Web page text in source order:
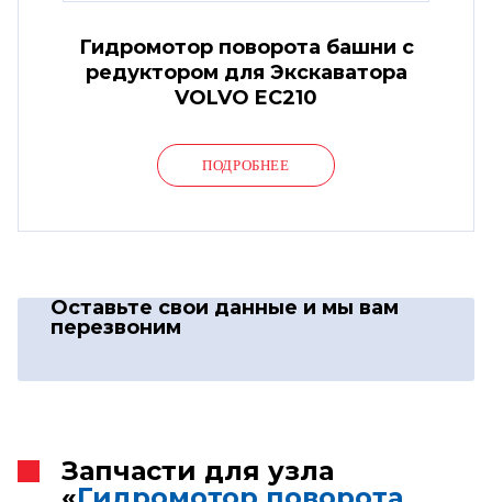
Гидромотор поворота башни с
редуктором для Экскаватора
VOLVO EC210
ПОДРОБНЕЕ
Оставьте свои данные и мы вам
перезвоним
Запчасти для узла